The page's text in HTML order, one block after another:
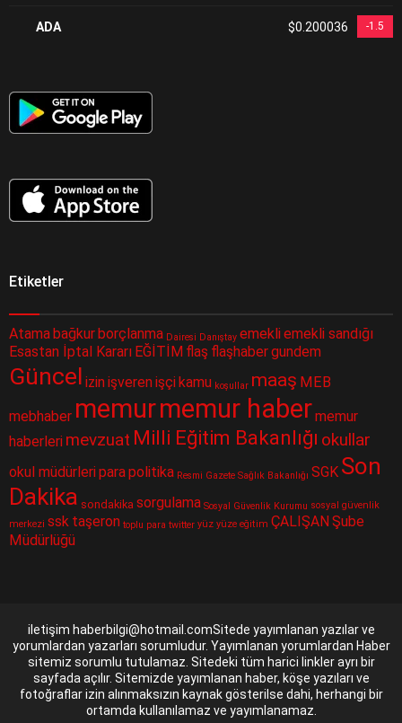
ADA $0.200036 -1.5
Etiketler
Atamabağkurborçlanma Dairesi Danıştay emekliemekli sandığı
Esastan İptal Kararı EĞİTİM flaş flaşhabergundem
Güncel izinişverenişçikamu koşullar maaş MEB
mebhaber memurmemur habermemur
haberleri mevzuat Milli Eğitim Bakanlığı okullar
okul müdürleriparapolitika Resmi Gazete Sağlık Bakanlığı SGK Son
Dakika sondakika sorgulama Sosyal Güvenlik Kurumu sosyal güvenlik
merkezi ssk taşeron toplu para twitter yüz yüze eğitim ÇALIŞAN Şube
Müdürlüğü
iletişim haberbilgi@hotmail.comSitede yayımlanan yazılar ve
yorumlardan yazarları sorumludur. Yayımlanan yorumlardan Haber
sitemiz sorumlu tutulamaz. Sitedeki tüm harici linkler ayrı bir
sayfada açılır. Sitemizde yayımlanan haber, köşe yazıları ve
fotoğraflar izin alınmaksızın kaynak gösterilse dahi, herhangi bir
ortamda kullanılamaz ve yayımlanamaz.